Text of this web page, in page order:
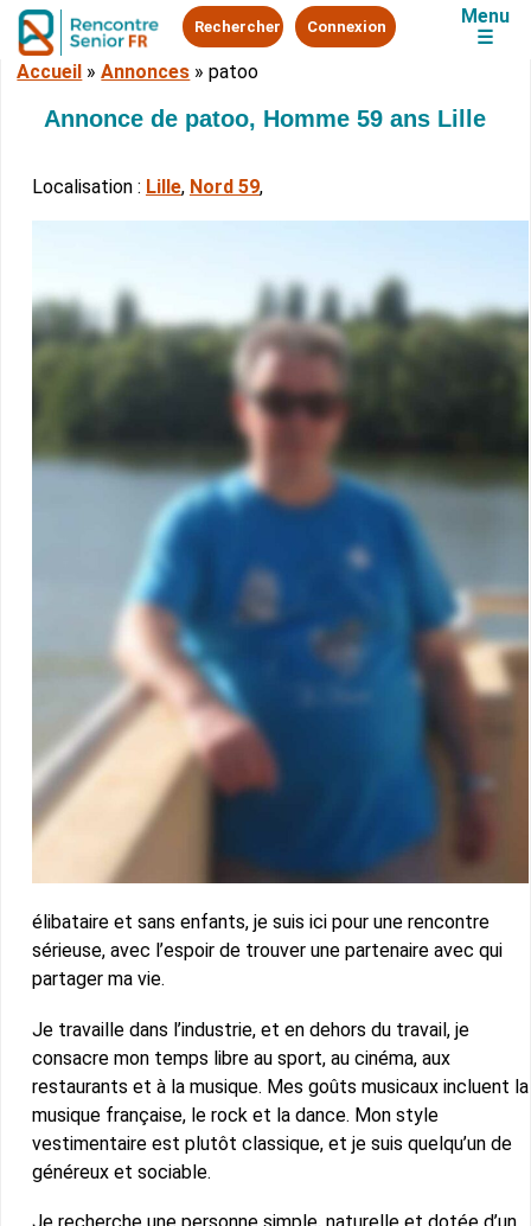
Rechercher Connexion
Menu
☰
Accueil »Annonces »patoo
Annonce de patoo, Homme 59 ans Lille
Localisation : Lille, Nord 59,
élibataire et sans enfants, je suis ici pour une rencontre
sérieuse, avec l’espoir de trouver une partenaire avec qui
partager ma vie.
Je travaille dans l’industrie, et en dehors du travail, je
consacre mon temps libre au sport, au cinéma, aux
restaurants et à la musique. Mes goûts musicaux incluent la
musique française, le rock et la dance. Mon style
vestimentaire est plutôt classique, et je suis quelqu’un de
généreux et sociable.